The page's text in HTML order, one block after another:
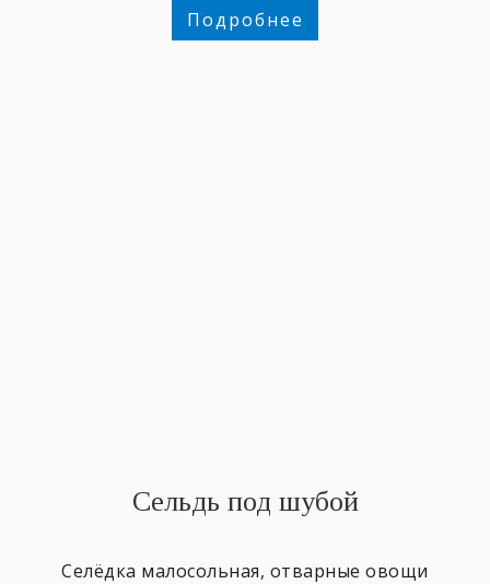
Подробнее
Сельдь под шубой
Селёдка малосольная, отварные овощи